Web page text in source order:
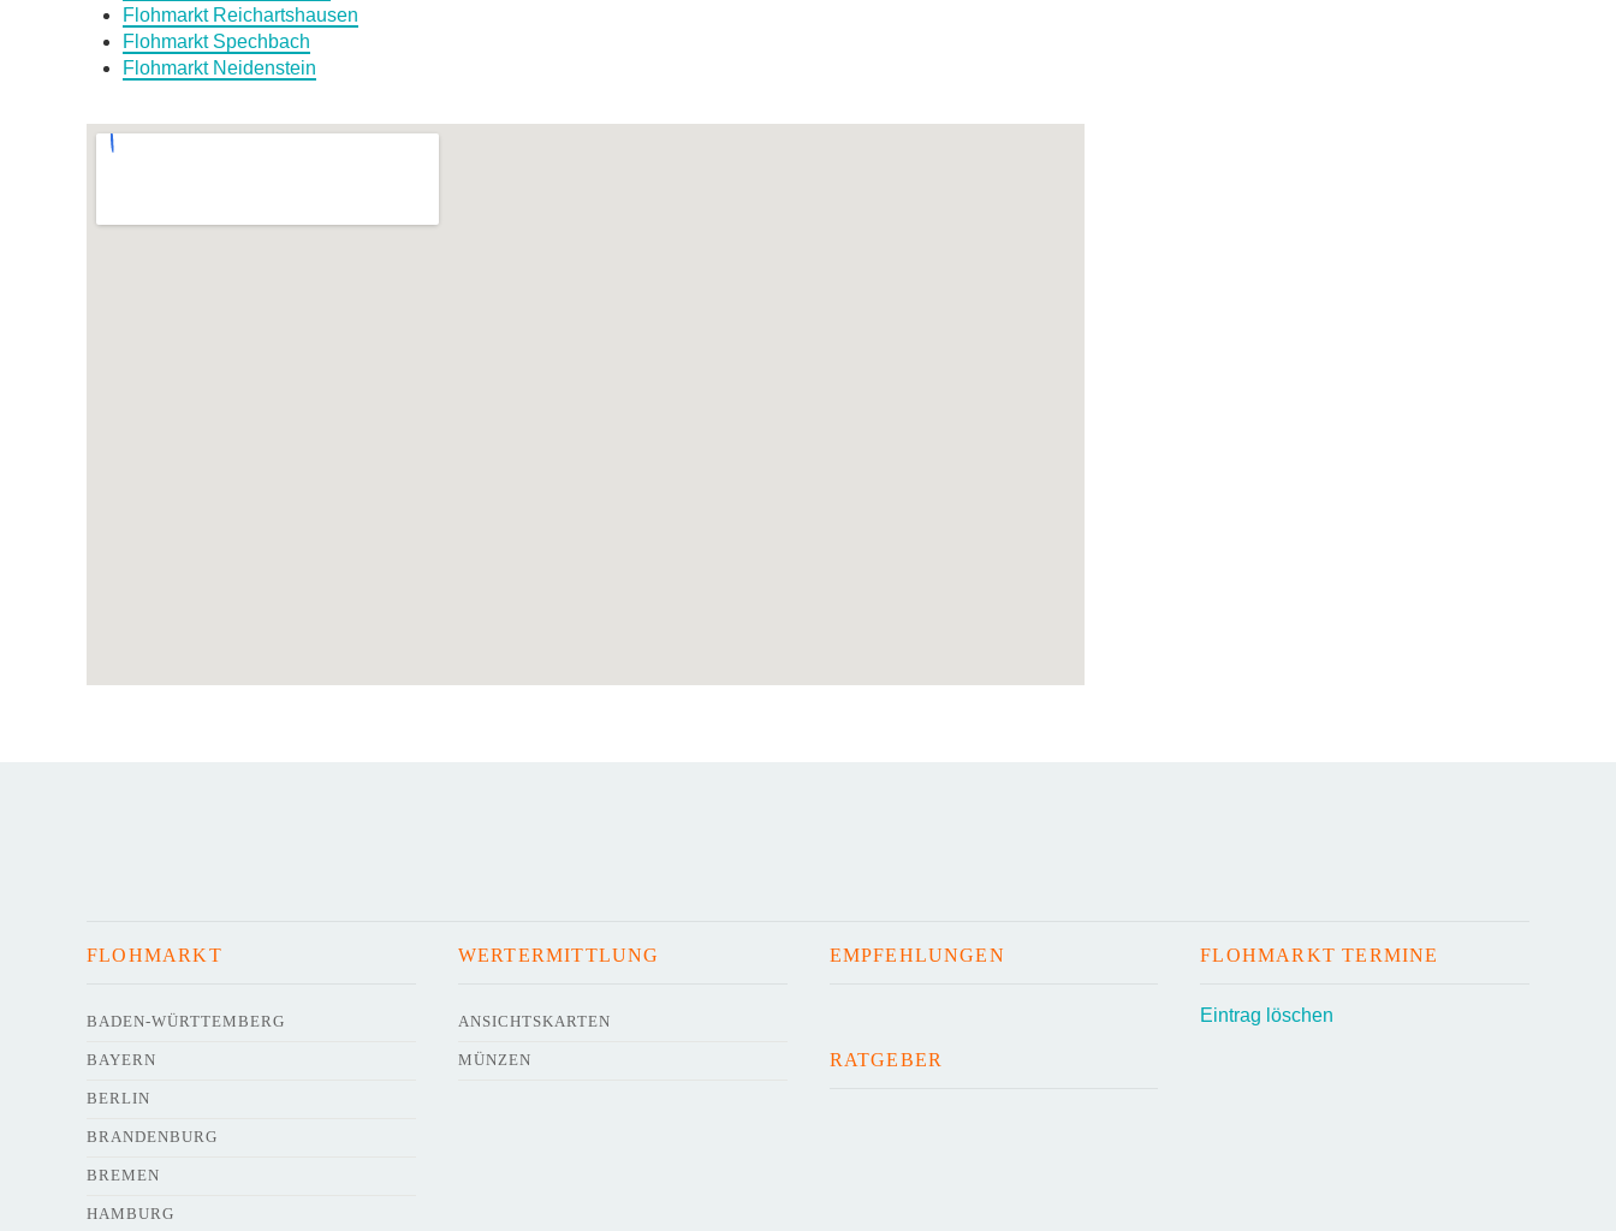
Flohmarkt Reichartshausen
Flohmarkt Spechbach
Flohmarkt Neidenstein
FLOHMARKT
BADEN-WÜRTTEMBERG
BAYERN
BERLIN
BRANDENBURG
BREMEN
HAMBURG
WERTERMITTLUNG
ANSICHTSKARTEN
MÜNZEN
EMPFEHLUNGEN
RATGEBER
FLOHMARKT TERMINE
Eintrag löschen